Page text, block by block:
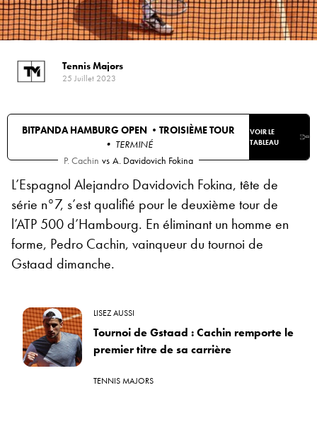
Tennis Majors
25 Juillet 2023
BITPANDA HAMBURG OPEN • TROISIÈME TOUR
• TERMINÉ
VOIR LE
TABLEAU
P. Cachin vs A. Davidovich Fokina
L’Espagnol Alejandro Davidovich Fokina, tête de
série n°7, s’est qualifié pour le deuxième tour de
l’ATP 500 d’Hambourg. En éliminant un homme en
forme, Pedro Cachin, vainqueur du tournoi de
Gstaad dimanche.
LISEZ AUSSI
Tournoi de Gstaad : Cachin remporte le
premier titre de sa carrière
TENNIS MAJORS